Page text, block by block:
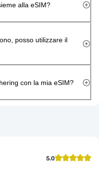
alla eSIM?
posso utilizzare il
con la mia eSIM?
5.0